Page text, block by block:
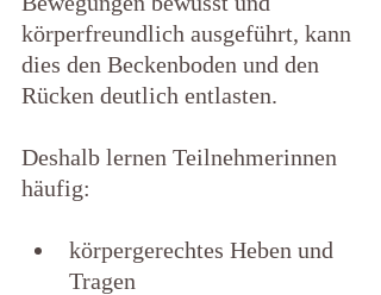
körperfreundlich ausgeführt, kann
dies den Beckenboden und den
Rücken deutlich entlasten.
Deshalb lernen Teilnehmerinnen
häufig:
körpergerechtes Heben und
Tragen